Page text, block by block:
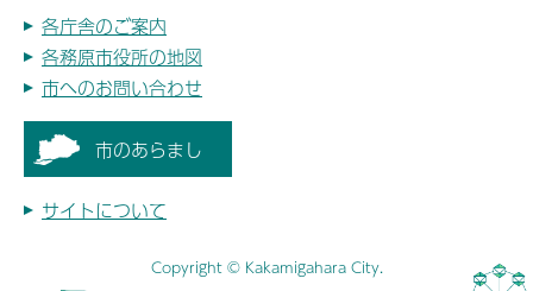
各庁舎のご案内
各務原市役所の地図
市へのお問い合わせ
市のあらまし
サイトについて
Copyright © Kakamigahara City.